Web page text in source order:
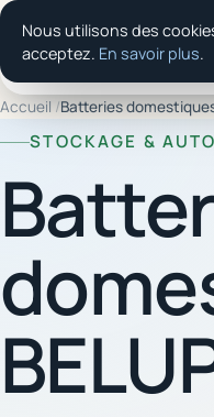
Nous utilisons des
acceptez. En savoir plus.
Thermo Confort
SOLUTION
Accueil /Batteries
STOCKAGE &